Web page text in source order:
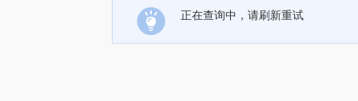
正在查询中，请刷新重试